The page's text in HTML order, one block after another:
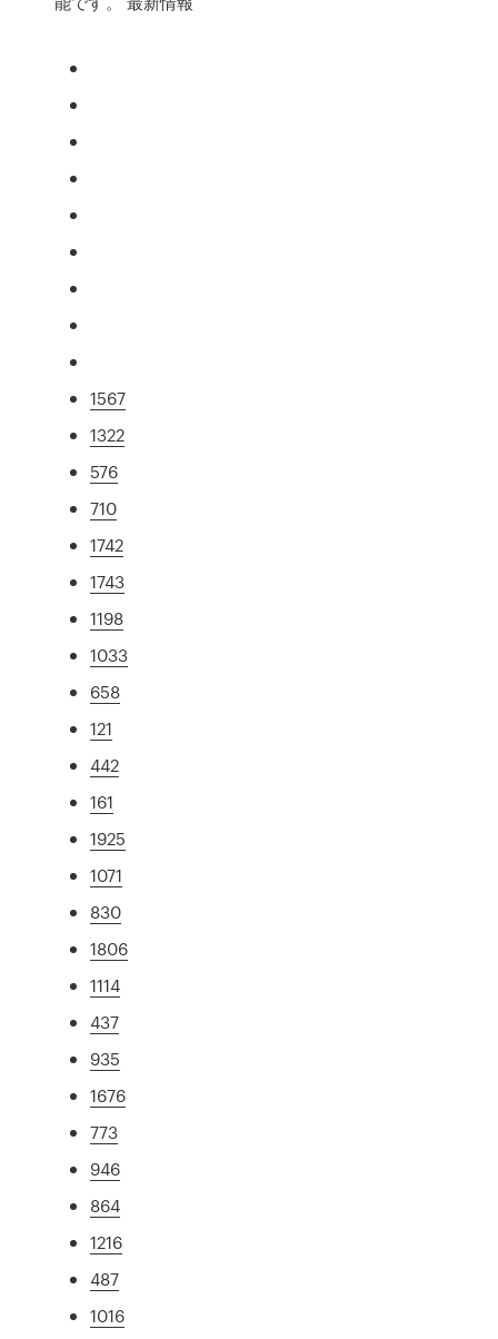
1567
1322
576
710
1742
1743
1198
1033
658
121
442
161
1925
1071
830
1806
1114
437
935
1676
773
946
864
1216
487
1016